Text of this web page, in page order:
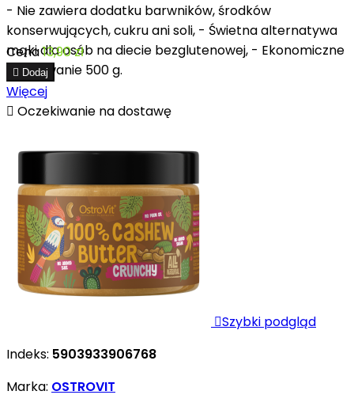
- Nie zawiera dodatku barwników, środków
konserwujących, cukru ani soli, - Świetna alternatywa
mąki dla osób na diecie bezglutenowej, - Ekonomiczne
opakowanie 500 g.
Cena13,90 zł
 Dodaj
Więcej
 Oczekiwanie na dostawę
Szybki podgląd
Indeks: 5903933906768
Marka: OSTROVIT